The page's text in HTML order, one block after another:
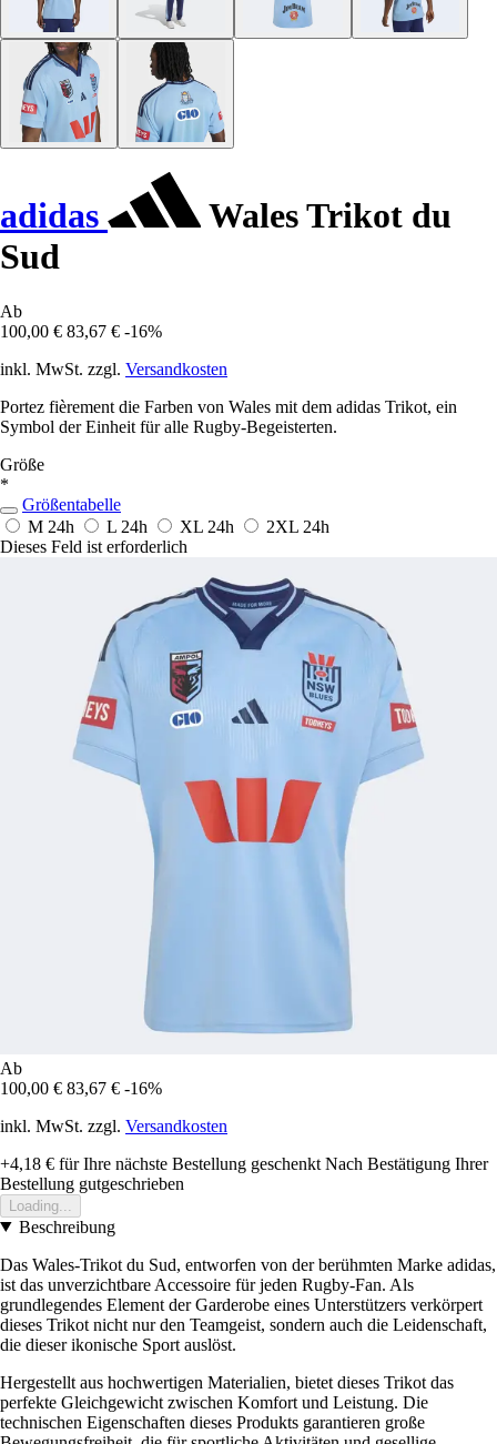
adidas
Wales Trikot du
Sud
Ab
100,00 € 83,67 € -16%
inkl. MwSt. zzgl. Versandkosten
Portez fièrement die Farben von Wales mit dem adidas Trikot, ein
Symbol der Einheit für alle Rugby-Begeisterten.
Größe
*
Größentabelle
M 24h L 24h XL 24h 2XL 24h
Dieses Feld ist erforderlich
Ab
100,00 € 83,67 € -16%
inkl. MwSt. zzgl. Versandkosten
+4,18 € für Ihre nächste Bestellung geschenkt Nach Bestätigung Ihrer
Bestellung gutgeschrieben
Loading...
Beschreibung
Das Wales-Trikot du Sud, entworfen von der berühmten Marke adidas,
ist das unverzichtbare Accessoire für jeden Rugby-Fan. Als
grundlegendes Element der Garderobe eines Unterstützers verkörpert
dieses Trikot nicht nur den Teamgeist, sondern auch die Leidenschaft,
die dieser ikonische Sport auslöst.
Hergestellt aus hochwertigen Materialien, bietet dieses Trikot das
perfekte Gleichgewicht zwischen Komfort und Leistung. Die
technischen Eigenschaften dieses Produkts garantieren große